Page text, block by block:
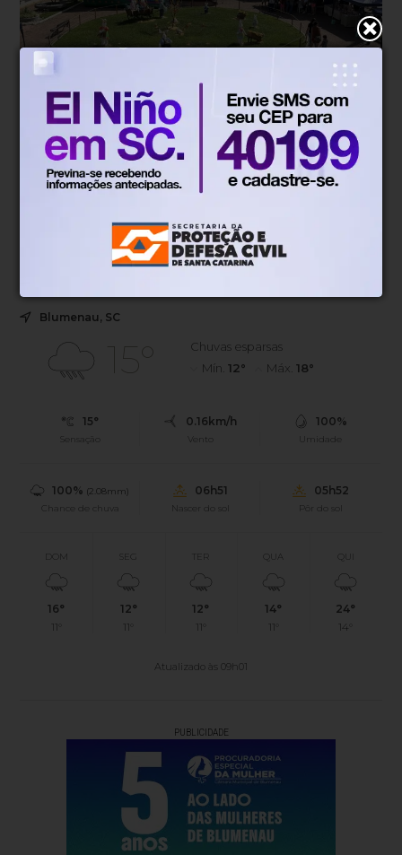
Lazer Há 1 semana
Com feira, música e atrações
gratuitas, Domingão no Centro
Ruas do Centro serão interditadas para a realização do
Blumenau, SC
15°
Chuvas esparsas
Mín. 12° Máx. 18°
15°
Sensação
0.16km/h
Vento
100%
Umidade
100% (2.08mm)
Chance de chuva
06h51
Nascer do sol
05h52
Pôr do sol
DOM
16°
11°
SEG
12°
11°
TER
12°
11°
QUA
14°
11°
24°
14°
Atualizado às 09h01
PUBLICIDADE